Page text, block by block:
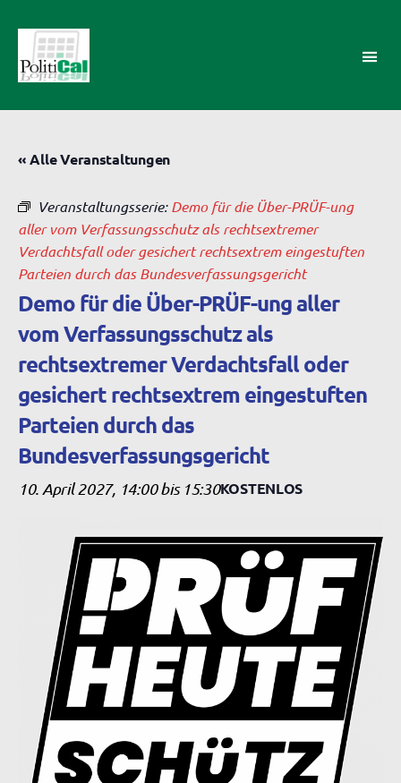
AK
« Alle Veranstaltungen
Veranstaltungsserie: Demo für die Über-PRÜF-ung
aller vom Verfassungsschutz als rechtsextremer
Verdachtsfall oder gesichert rechtsextrem eingestuften
Parteien durch das Bundesverfassungsgericht
Demo für die Über-PRÜF-ung aller
vom Verfassungsschutz als
rechtsextremer Verdachtsfall oder
gesichert rechtsextrem eingestuften
Parteien durch das
Bundesverfassungsgericht
10. April 2027, 14:00bis 15:30KOSTENLOS